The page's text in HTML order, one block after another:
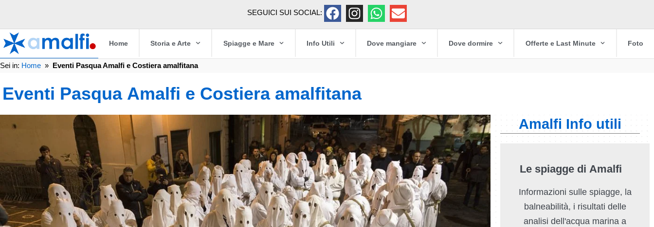
SEGUICI SUI SOCIAL:
Home Storia e Arte Spiagge e Mare Info Utili Dove mangiare Dove dormire Offerte e Last Minute Foto
Sei in: Home » Eventi Pasqua Amalfi e Costiera amalfitana
Eventi Pasqua Amalfi e Costiera amalfitana
Amalfi Info utili
Le spiagge di Amalfi
Informazioni sulle spiagge, la
balneabilità, i risultati delle
analisi dell'acqua marina a